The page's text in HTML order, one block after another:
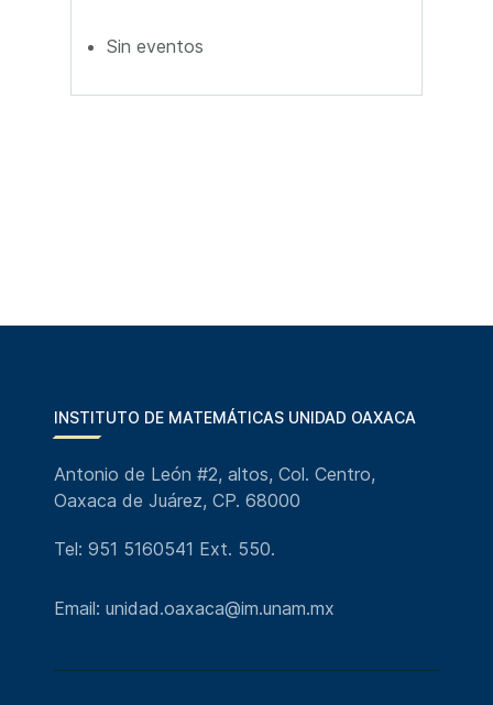
Sin eventos
INSTITUTO DE MATEMÁTICAS UNIDAD OAXACA
Antonio de León #2, altos, Col. Centro,
Oaxaca de Juárez, CP. 68000
Tel: 951 5160541 Ext. 550.
Email: unidad.oaxaca@im.unam.mx